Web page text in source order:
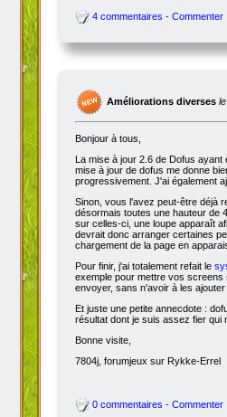
4 commentaires - Commenter
Améliorations diverses
Bonjour à tous,
La mise à jour 2.6 de Dofus
mise à jour de dofus me donne
progressivement. J'ai également
Sinon, vous l'avez peut-être déjà
désormais toutes une hauteur de
sur celles-ci, une loupe apparaît
devrait donc arranger certaines
chargement de la page en
Pour finir, j'ai totalement refait le
exemple pour mettre vos
envoyer, sans n'avoir à les
Et juste une petite annecdote :
résultat dont je suis assez fier qui
Bonne visite,
7804j, forumjeux sur Rykke-Errel
0 commentaires - Commenter